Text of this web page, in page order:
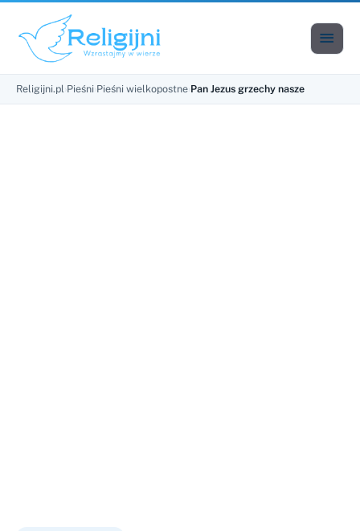

Religijni.pl›Pieśni›Pieśni wielkopostne›Pan Jezus grzechy nasze